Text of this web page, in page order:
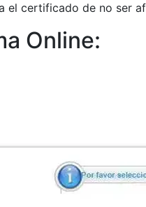
el certificado de no ser
Online: